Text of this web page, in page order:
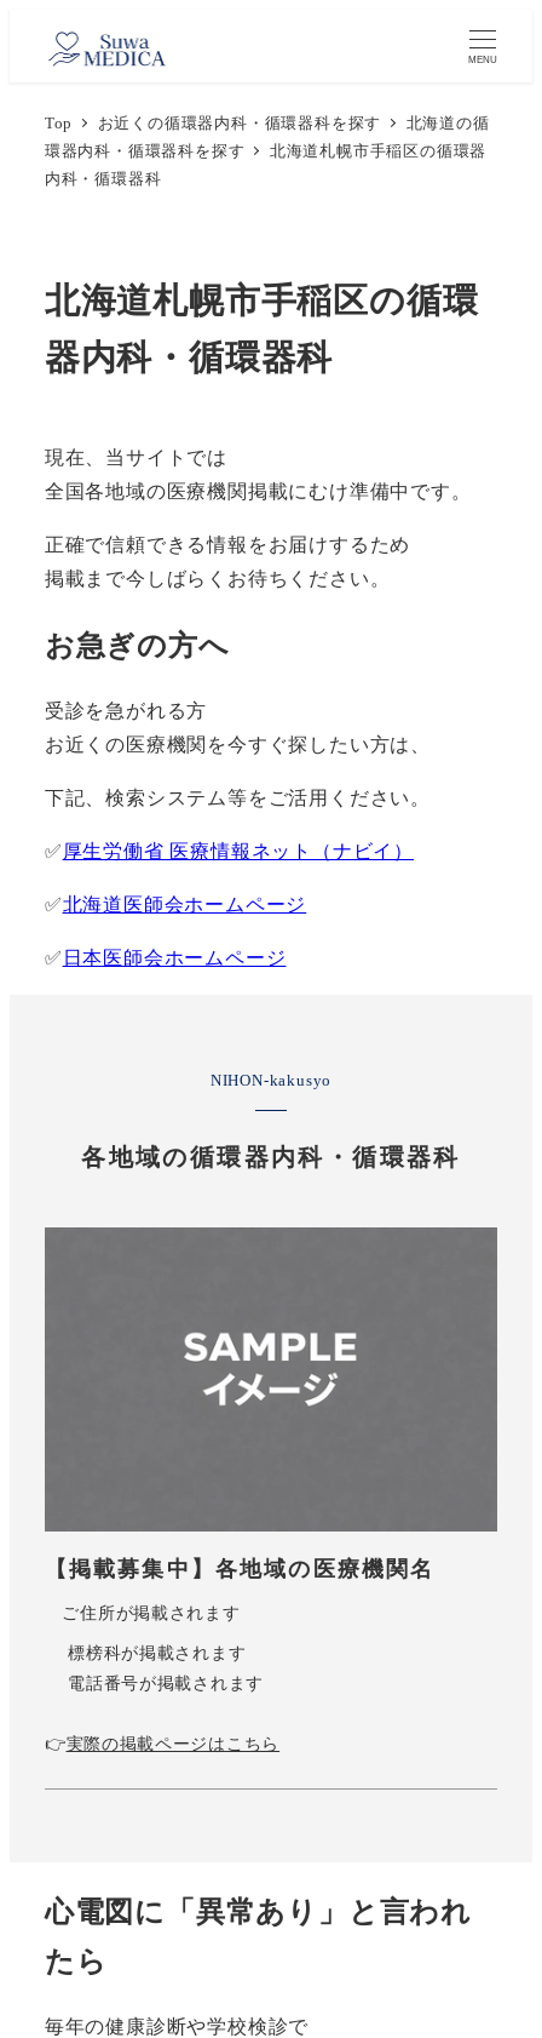
MENU
Top お近くの循環器内科・循環器科を探す
北海道の循
環器内科・循環器科を探す
北海道札幌市手稲区の循環器
内科・循環器科
北海道札幌市手稲区の循環
器内科・循環器科
現在、当サイトでは
全国各地域の医療機関掲載にむけ準備中です。
正確で信頼できる情報をお届けするため
掲載まで今しばらくお待ちください。
お急ぎの方へ
受診を急がれる方
お近くの医療機関を今すぐ探したい方は、
下記、検索システム等をご活用ください。
✅ 厚生労働省 医療情報ネット（ナビイ）
✅北海道医師会ホームページ
✅ 日本医師会ホームページ
NIHON-kakusyo
各地域の循環器内科・循環器科
【掲載募集中】各地域の医療機関名
標榜科が掲載されます
電話番号が掲載されます
👉実際の掲載ページはこちら
ご住所が掲載されます
心電図に「異常あり」と言われ
たら
毎年の健康診断や学校検診で